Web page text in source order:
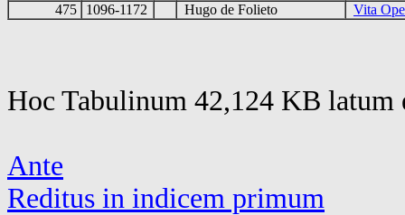
475
1096-1172 Hugo de Folieto Vita
Hoc Tabulinum 42,124 KB latum
Ante
Reditus in indicem primum